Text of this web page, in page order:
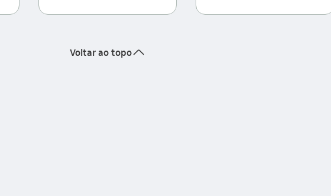
Voltar ao toposeta_cima